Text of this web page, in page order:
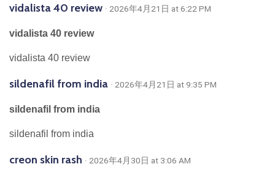
vidalista 40 review · 2026年4月21日 at 6:22 PM
vidalista 40 review
vidalista 40 review
sildenafil from india · 2026年4月21日 at 9:35 PM
sildenafil from india
sildenafil from india
creon skin rash · 2026年4月30日 at 3:06 AM